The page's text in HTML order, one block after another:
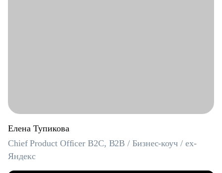
Елена Тупикова
Chief Product Officer B2C, B2B / Бизнес-коуч / ex-
Яндекс